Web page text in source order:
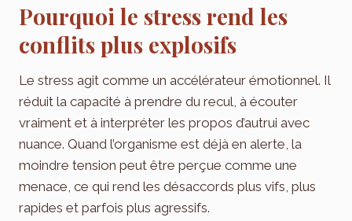
Pourquoi le stress rend les
conflits plus explosifs
Le stress agit comme un accélérateur émotionnel. Il
réduit la capacité à prendre du recul, à écouter
vraiment et à interpréter les propos d’autrui avec
nuance. Quand l’organisme est déjà en alerte, la
moindre tension peut être perçue comme une
menace, ce qui rend les désaccords plus vifs, plus
rapides et parfois plus agressifs.